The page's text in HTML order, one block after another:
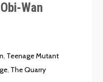
Wan
, Teenage Mutant
, The Quarry